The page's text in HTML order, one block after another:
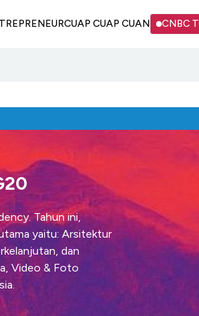
CUAP CUAP CUAN CNBC
Tahun ini,
yaitu: Arsitektur
dan
Video & Foto